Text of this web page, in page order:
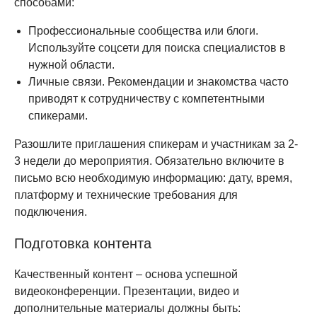
Профессиональные сообщества или блоги.
Используйте соцсети для поиска специалистов в
нужной области.
Личные связи. Рекомендации и знакомства часто
приводят к сотрудничеству с компетентными
спикерами.
Разошлите приглашения спикерам и участникам за 2-
3 недели до мероприятия. Обязательно включите в
письмо всю необходимую информацию: дату, время,
платформу и технические требования для
подключения.
Подготовка контента
Качественный контент – основа успешной
видеоконференции. Презентации, видео и
дополнительные материалы должны быть: